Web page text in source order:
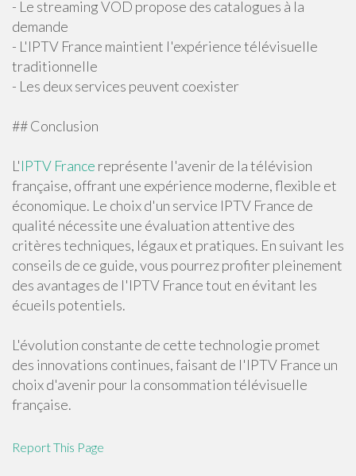
- Le streaming VOD propose des catalogues à la
demande
- L'IPTV France maintient l'expérience télévisuelle
traditionnelle
- Les deux services peuvent coexister
## Conclusion
L'IPTV France représente l'avenir de la télévision
française, offrant une expérience moderne, flexible et
économique. Le choix d'un service IPTV France de
qualité nécessite une évaluation attentive des
critères techniques, légaux et pratiques. En suivant les
conseils de ce guide, vous pourrez profiter pleinement
des avantages de l'IPTV France tout en évitant les
écueils potentiels.
L'évolution constante de cette technologie promet
des innovations continues, faisant de l'IPTV France un
choix d'avenir pour la consommation télévisuelle
française.
Report This Page